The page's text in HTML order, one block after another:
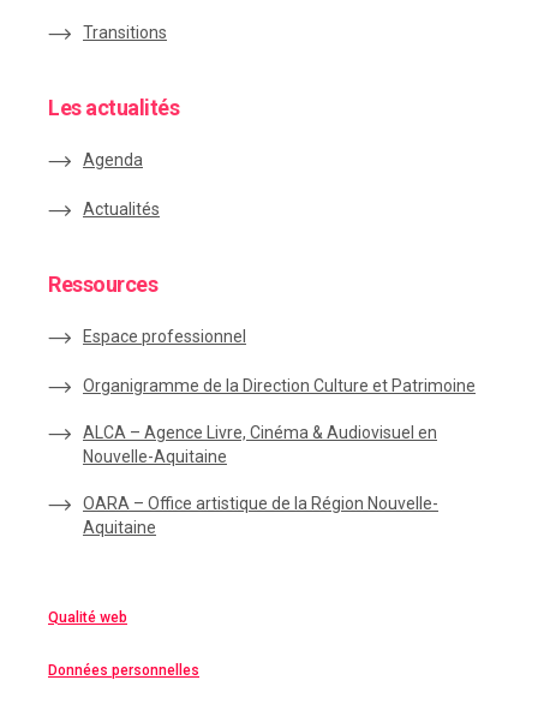
Transitions
Les actualités
Agenda
Actualités
Ressources
Espace professionnel
Organigramme de la Direction Culture et Patrimoine
ALCA – Agence Livre, Cinéma & Audiovisuel en
Nouvelle-Aquitaine
OARA – Office artistique de la Région Nouvelle-
Aquitaine
Qualité web
Données personnelles